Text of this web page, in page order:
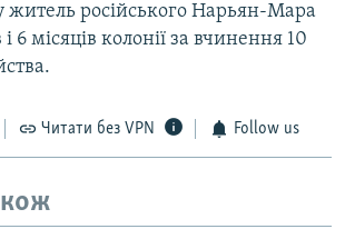
російського Нарьян-Мара
6 місяців колонії за вчинення 10
Читати без VPN Follow us